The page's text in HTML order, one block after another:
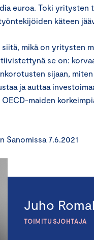
euroa. Toki yritysten
käteen
mikä on yritysten
se on:
sijaan,
ja auttaa
maiden
Sanomissa 7.6.2021
Juho
TOIMITUSJOHTAJA